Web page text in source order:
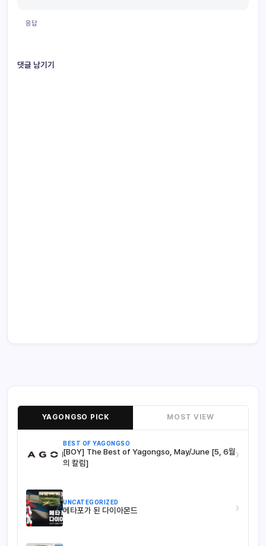
응답
댓글 남기기
YAGONGSO PICK MOST VIEW
BEST OF YAGONGSO
[BOY] The Best of Yagongso, May/June [5, 6월
의 칼럼]
›
UNCATEGORIZED
메타포가 된 다이아몬드 ›